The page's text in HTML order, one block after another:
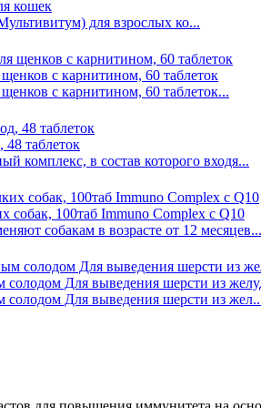
кошек
для взрослых ко...
с карнитином, 60 таблеток
с карнитином, 60 таблеток...
таблеток
комплекс, в состав которого входя...
100таб Immuno Complex c Q10
собакам в возрасте от 12 месяцев...
Для выведения шерсти из
Для выведения шерсти из